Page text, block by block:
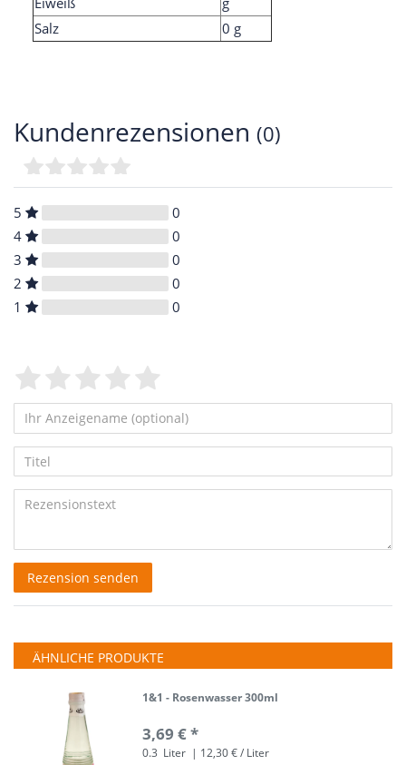
Salz
0 g
Kundenrezensionen (0)
5
0
4
0
3
0
2
0
1
0
Bewertungssterne
von
5
Bewertungssternen
4
von
5
Bewertungssternen
3
von
5
Bewertungssternen
2
von
5
Bewertungssternen
1
von
5
Bewertungssternen
Ihr
Anzeigename
(optional)
Platzhalter
Titel
Rezensionstext
Rezension senden
ÄHNLICHE PRODUKTE
1&1 - Rosenwasser 300ml
3,69 € *
0.3 Liter | 12,30 € / Liter